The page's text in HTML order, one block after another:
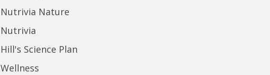
Nutrivia Nature
Nutrivia
Hill's Science Plan
Wellness